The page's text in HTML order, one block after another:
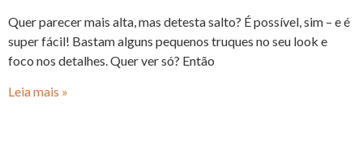
Quer parecer mais alta, mas detesta salto? É possível, sim – e é
super fácil! Bastam alguns pequenos truques no seu look e
foco nos detalhes. Quer ver só? Então
Leia mais »